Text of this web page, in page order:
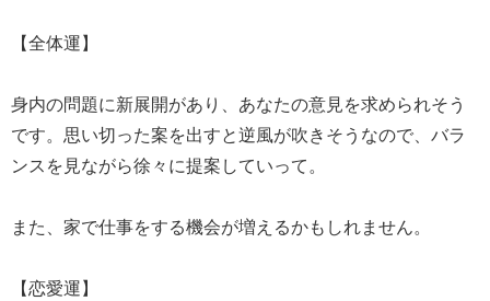
【全体運】
身内の問題に新展開があり、あなたの意見を求められそう
です。思い切った案を出すと逆風が吹きそうなので、バラ
ンスを見ながら徐々に提案していって。
また、家で仕事をする機会が増えるかもしれません。
【恋愛運】